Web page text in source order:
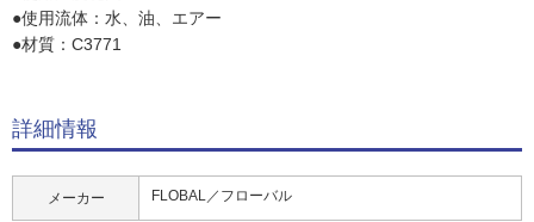
●使用流体：水、油、エアー
●材質：C3771
詳細情報
メーカー FLOBAL／フローバル